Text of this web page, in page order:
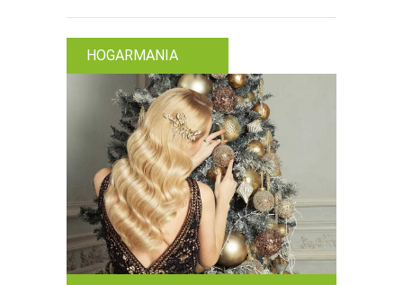
HOGARMANIA